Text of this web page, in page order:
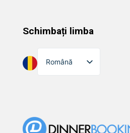
Schimbați limba
Română
Norsk bokmål